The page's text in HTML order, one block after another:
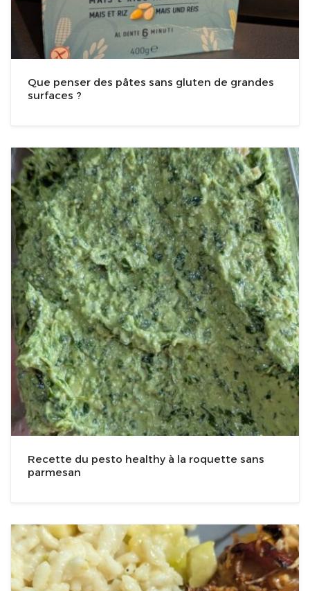
Que penser des pâtes sans gluten de grandes
surfaces ?
Recette du pesto healthy à la roquette sans
parmesan